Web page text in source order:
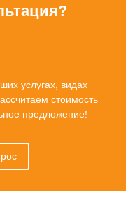
услугах, видах
стоимость
предложение!